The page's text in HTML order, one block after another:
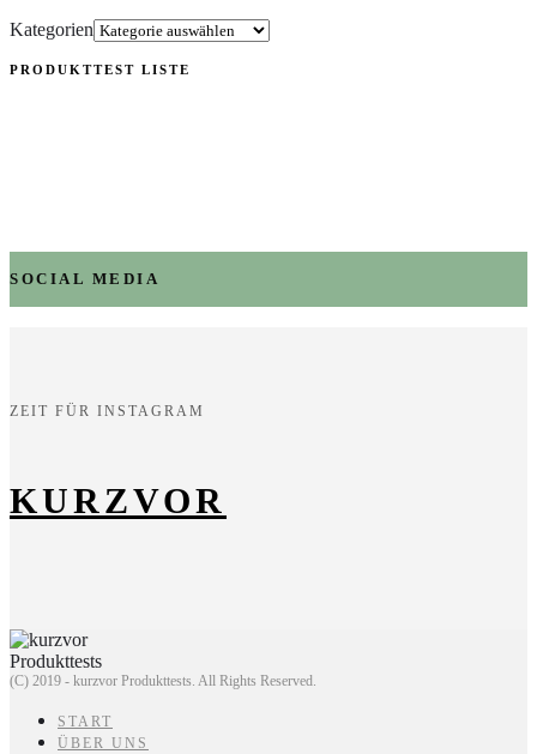
Kategorien
PRODUKTTEST LISTE
SOCIAL MEDIA
ZEIT FÜR INSTAGRAM
KURZVOR
(C) 2019 - kurzvor Produkttests. All Rights Reserved.
START
ÜBER UNS